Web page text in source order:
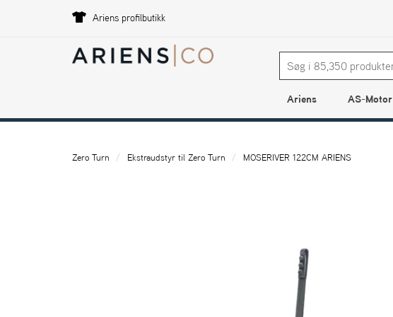
Ariens profilbutikk
Ariens AS-Motor
Zero Turn Ekstraudstyr til Zero Turn MOSERIVER 122CM ARIENS